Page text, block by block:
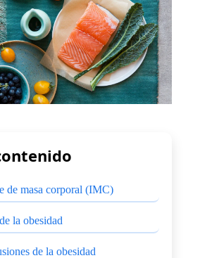
de masa corporal (IMC)
la obesidad
de la obesidad